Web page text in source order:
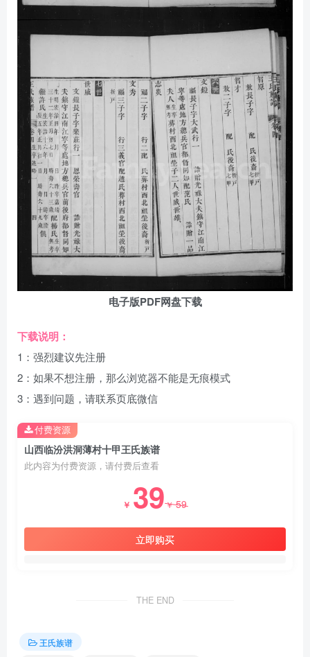
电子版PDF网盘下载
下载说明：
1：强烈建议先注册
2：如果不想注册，那么浏览器不能是无痕模式
3：遇到问题，请联系页底微信
山西临汾洪洞薄村十甲王氏族谱
此内容为付费资源，请付费后查看
￥ 39￥59
立即购买
付费资源
THE END
王氏族谱